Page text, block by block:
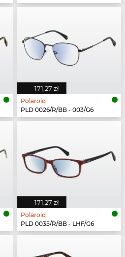
171,27 zł
Polaroid
PLD 0026/R/BB - 003/G6
171,27 zł
Polaroid
PLD 0035/R/BB - LHF/G6